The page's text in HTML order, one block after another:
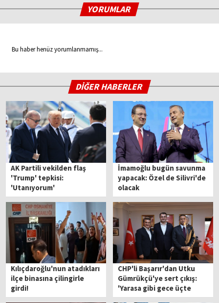
YORUMLAR
Bu haber henüz yorumlanmamış...
DİĞER HABERLER
AK Partili vekilden flaş
'Trump' tepkisi:
'Utanıyorum'
İmamoğlu bugün savunma
yapacak: Özel de Silivri'de
olacak
Kılıçdaroğlu'nun atadıkları
ilçe binasına çilingirle
girdi!
CHP'li Başarır'dan Utku
Gümrükçü'ye sert çıkış:
'Yarasa gibi gece üçte
geliyor, bari bir işe yarasa!'